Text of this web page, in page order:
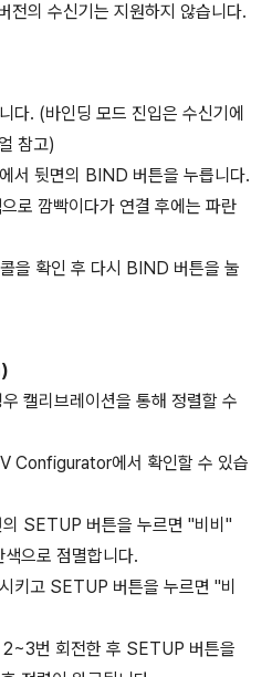
의 수신기는 지원하지 않습니다.
다. (바인딩 모드 진입은 수신기에
참고)
서 뒷면의 BIND 버튼을 누릅니다.
로 깜빡이다가 연결 후에는 파란
을 확인 후 다시 BIND 버튼을 눌
캘리브레이션을 통해 정렬할 수
Configurator에서 확인할 수 있습
SETUP 버튼을 누르면 "비비"
으로 점멸합니다.
키고 SETUP 버튼을 누르면 "비
번 회전한 후 SETUP 버튼을